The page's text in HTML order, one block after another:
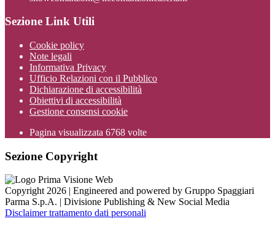
Sezione Link Utili
Cookie policy
Note legali
Informativa Privacy
Ufficio Relazioni con il Pubblico
Dichiarazione di accessibilità
Obiettivi di accessibilità
Gestione consensi cookie
Pagina visualizzata 6768 volte
Sezione Copyright
Copyright 2026 | Engineered and powered by Gruppo Spaggiari
Parma S.p.A. | Divisione Publishing & New Social Media
Disclaimer trattamento dati personali